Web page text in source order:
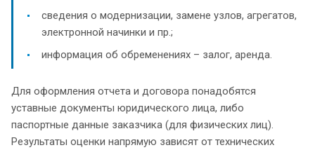
сведения о модернизации, замене узлов, агрегатов,
электронной начинки и пр.;
информация об обременениях – залог, аренда.
Для оформления отчета и договора понадобятся
уставные документы юридического лица, либо
паспортные данные заказчика (для физических лиц).
Результаты оценки напрямую зависят от технических